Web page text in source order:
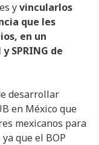
yvincularlos
que les
en un
SPRING de
desarrollar
en México que
mexicanos para
que el BOP